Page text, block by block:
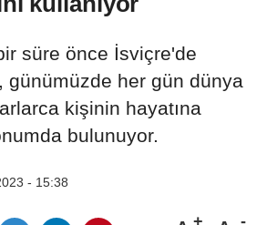
süre önce İsviçre'de
günümüzde her gün dünya
kişinin hayatına
bulunuyor.
- 15:38